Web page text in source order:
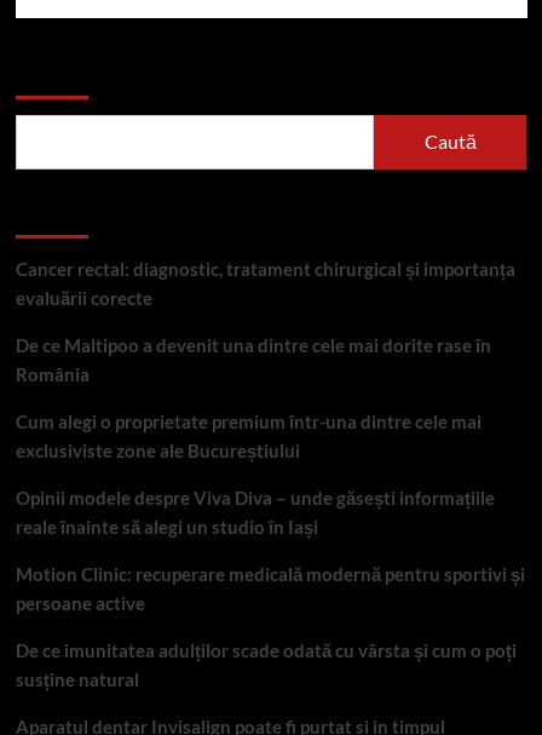
Caută
Cancer rectal: diagnostic, tratament chirurgical și importanța
evaluării corecte
De ce Maltipoo a devenit una dintre cele mai dorite rase în
România
Cum alegi o proprietate premium într-una dintre cele mai
exclusiviste zone ale Bucureștiului
Opinii modele despre Viva Diva – unde găsești informațiile
reale înainte să alegi un studio în Iași
Motion Clinic: recuperare medicală modernă pentru sportivi și
persoane active
De ce imunitatea adulților scade odată cu vârsta și cum o poți
susține natural
Aparatul dentar Invisalign poate fi purtat si in timpul